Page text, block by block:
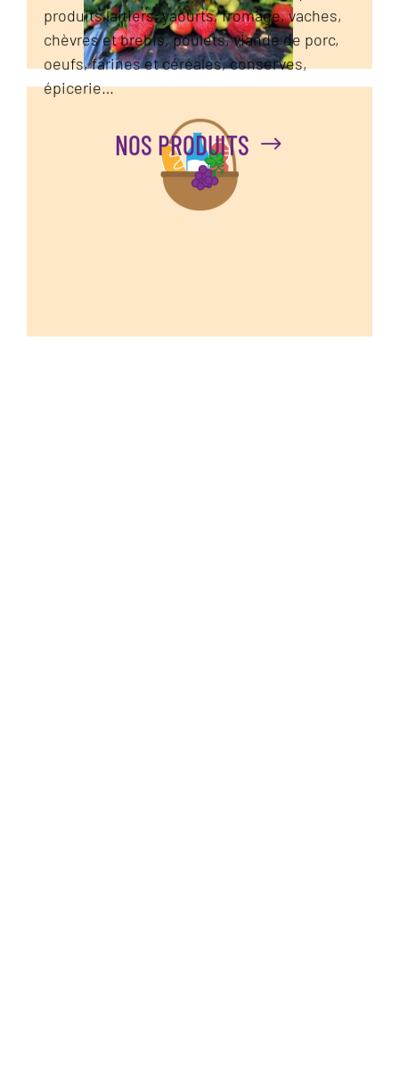
produits laitiers, yaourts, fromage, vaches,
chèvres et brebis, poulets, viande de porc,
oeufs, farines et céréales, conserves,
épicerie…
NOS PRODUITS